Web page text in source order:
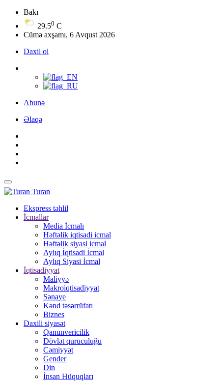
Bakı
29.50 C
Cümə axşamı, 6 Avqust 2026
Daxil ol
Abunə
Əlaqə
Turan
Ekspress təhlil
İcmallar
Media İcmalı
Həftəlik iqtisadi icmal
Həftəlik siyasi icmal
Aylıq İqtisadi İcmal
Aylıq Siyasi İcmal
İqtisadiyyat
Maliyyə
Makroiqtisadiyyat
Sənaye
Kənd təsərrüfatı
Biznes
Daxili siyasət
Qanunvericilik
Dövlət quruculuğu
Cəmiyyət
Gender
Din
İnsan Hüquqları